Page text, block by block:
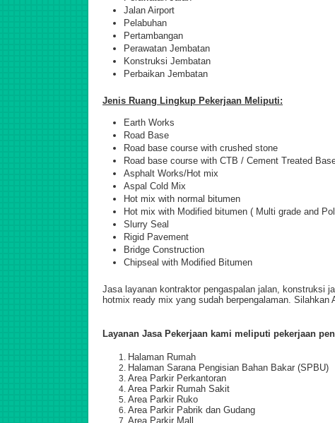
Jalan Airport
Pelabuhan
Pertambangan
Perawatan Jembatan
Konstruksi Jembatan
Perbaikan Jembatan
Jenis Ruang Lingkup Pekerjaan Meliputi:
Earth Works
Road Base
Road base course with crushed stone
Road base course with CTB / Cement Treated
Asphalt Works/Hot mix
Aspal Cold Mix
Hot mix with normal bitumen
Hot mix with Modified bitumen ( Multi grade and
Slurry Seal
Rigid Pavement
Bridge Construction
Chipseal with Modified Bitumen
Jasa layanan kontraktor pengaspalan jalan, konstruksi
hotmix ready mix yang sudah berpengalaman.
Layanan Jasa Pekerjaan kami meliputi pekerjaan
Halaman Rumah
Halaman Sarana Pengisian Bahan Bakar (SPBU)
Area Parkir Perkantoran
Area Parkir Rumah Sakit
Area Parkir Ruko
Area Parkir Pabrik dan Gudang
Area Parkir Mall